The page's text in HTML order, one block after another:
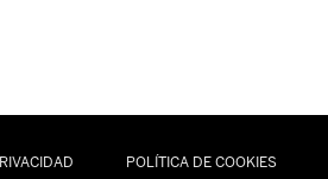
POLÍTICA DE COOKIES